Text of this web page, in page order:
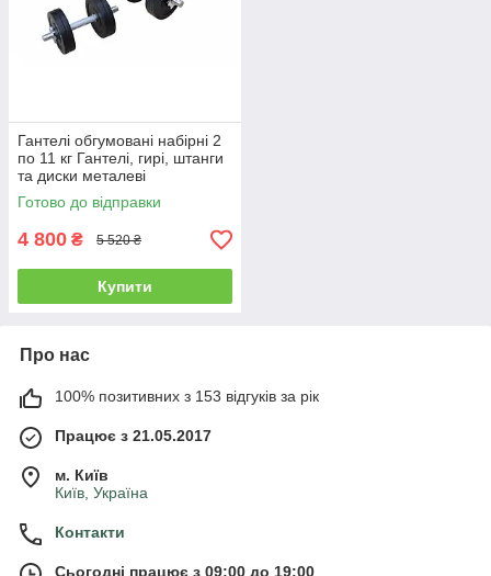
Гантелі обгумовані набірні 2
по 11 кг Гантелі, гирі, штанги
та диски металеві
Готово до відправки
4 800 ₴ 5 520 ₴
Купити
Про нас
100% позитивних з 153 відгуків за рік
Працює з 21.05.2017
м. Київ
Київ, Україна
Контакти
Сьогодні працює з 09:00 до 19:00